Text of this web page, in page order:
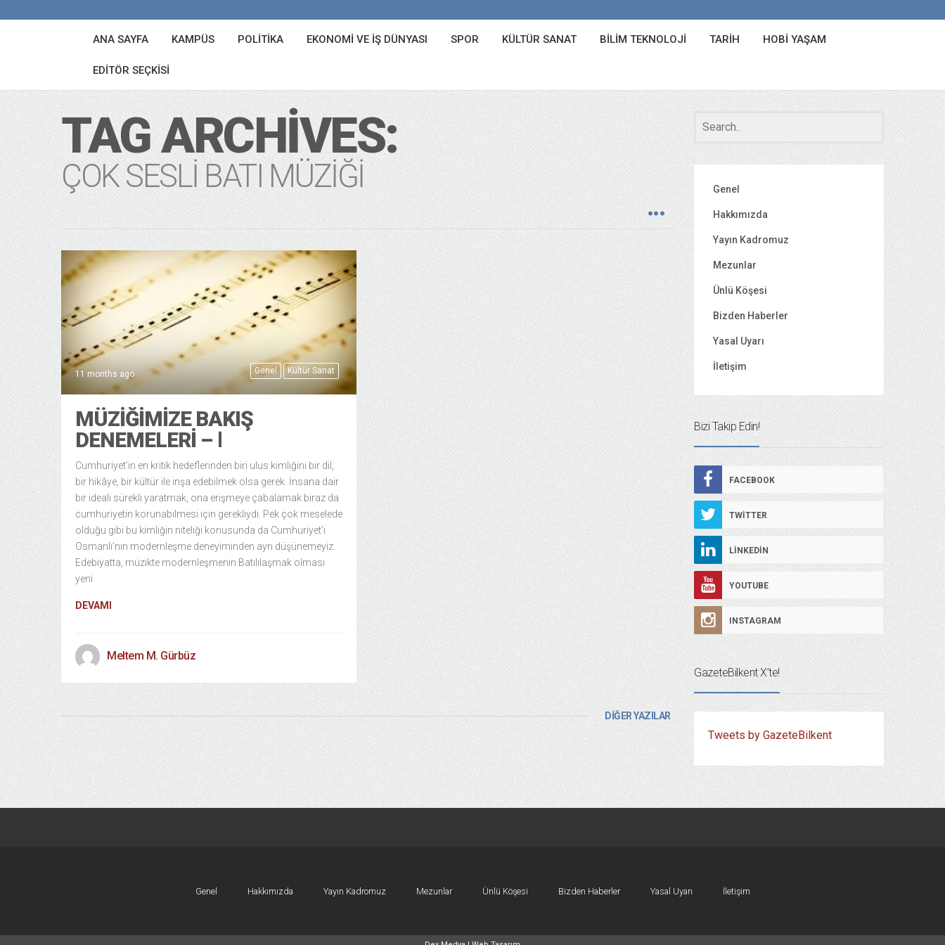
ANA SAYFA KAMPÜS POLITIKA EKONOMI VE İŞ DÜNYASI SPOR KÜLTÜR SANAT BILIM TEKNOLOJI TARIH HOBI YAŞAM
EDITÖR SEÇKISI
TAG ARCHIVES:
ÇOK SESLI BATI MÜZIĞI
Genel Kültür Sanat
11 months ago
MÜZIĞIMIZE BAKIŞ
DENEMELERI – ‭Ⅰ
Cumhuriyet’in en kritik hedeflerinden biri ulus kimliğini bir dil,
bir hikâye, bir kültür ile inşa edebilmek olsa gerek. İnsana dair
bir ideali sürekli yaratmak, ona erişmeye çabalamak biraz da
cumhuriyetin korunabilmesi için gerekliydi. Pek çok meselede
olduğu gibi bu kimliğin niteliği konusunda da Cumhuriyet’i
Osmanlı’nın modernleşme deneyiminden ayrı düşünemeyiz.
Edebiyatta, müzikte modernleşmenin Batılılaşmak olması
yeni
DEVAMI
Meltem M. Gürbüz
DİĞER YAZILAR
Genel
Hakkımızda
Yayın Kadromuz
Mezunlar
Ünlü Köşesi
Bizden Haberler
Yasal Uyarı
İletişim
Bizi Takip Edin!
FACEBOOK
TWITTER
LINKEDIN
YOUTUBE
INSTAGRAM
GazeteBilkent X’te!
Tweets by GazeteBilkent
Genel Hakkımızda Yayın Kadromuz Mezunlar Ünlü Köşesi Bizden Haberler Yasal Uyarı İletişim